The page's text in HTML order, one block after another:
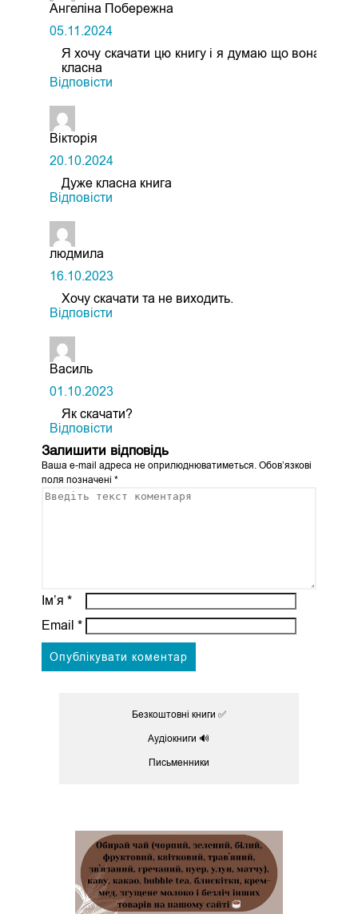
Ангеліна Побережна
05.11.2024
Я хочу скачати цю книгу і я думаю що вона
класна
Відповіcти
Вікторія
20.10.2024
Дуже класна книга
Відповіcти
людмила
16.10.2023
Хочу скачати та не виходить.
Відповіcти
Василь
01.10.2023
Як скачати?
Відповіcти
Залишити відповідь
Ваша e-mail адреса не оприлюднюватиметься.Обов’язкові
поля позначені *
Ім’я *
Email *
Безкоштовні книги ✅
Аудіокниги 🔊
Письменники